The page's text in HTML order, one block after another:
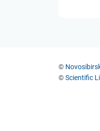
©
©Scientific